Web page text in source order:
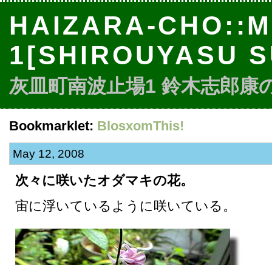
HAIZARA-
1[SHIROUYASU
灰皿町南波止場1 鈴木志郎
Bookmarklet: BlosxomThis!
May 12, 2008
次々に咲いたオダマキの花。
宙に浮いているように咲いている。